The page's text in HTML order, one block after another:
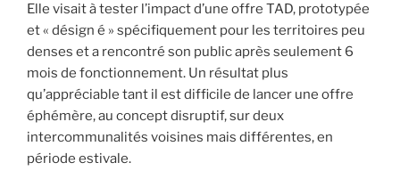
Elle visait à tester l’impact d’une offre TAD, prototypée
et « désign é » spécifiquement pour les territoires peu
denses et a rencontré son public après seulement 6
mois de fonctionnement. Un résultat plus
qu’appréciable tant il est difficile de lancer une offre
éphémère, au concept disruptif, sur deux
intercommunalités voisines mais différentes, en
période estivale.